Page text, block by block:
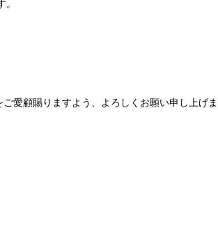
愛顧賜りますよう、よろしくお願い申し上げま